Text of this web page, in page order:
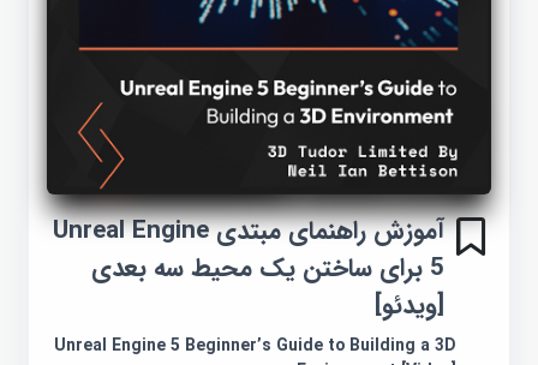
آموزش راهنمای مبتدی Unreal Engine
5 برای ساختن یک محیط سه بعدی
[ویدئو]
Unreal Engine 5 Beginner’s Guide to Building a 3D